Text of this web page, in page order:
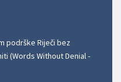
podrške Riječi bez
(Words Without Denial -